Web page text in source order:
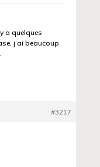
a quelques
j’ai beaucoup
#3217